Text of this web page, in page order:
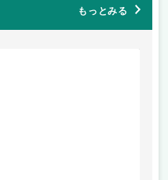
もっとみる